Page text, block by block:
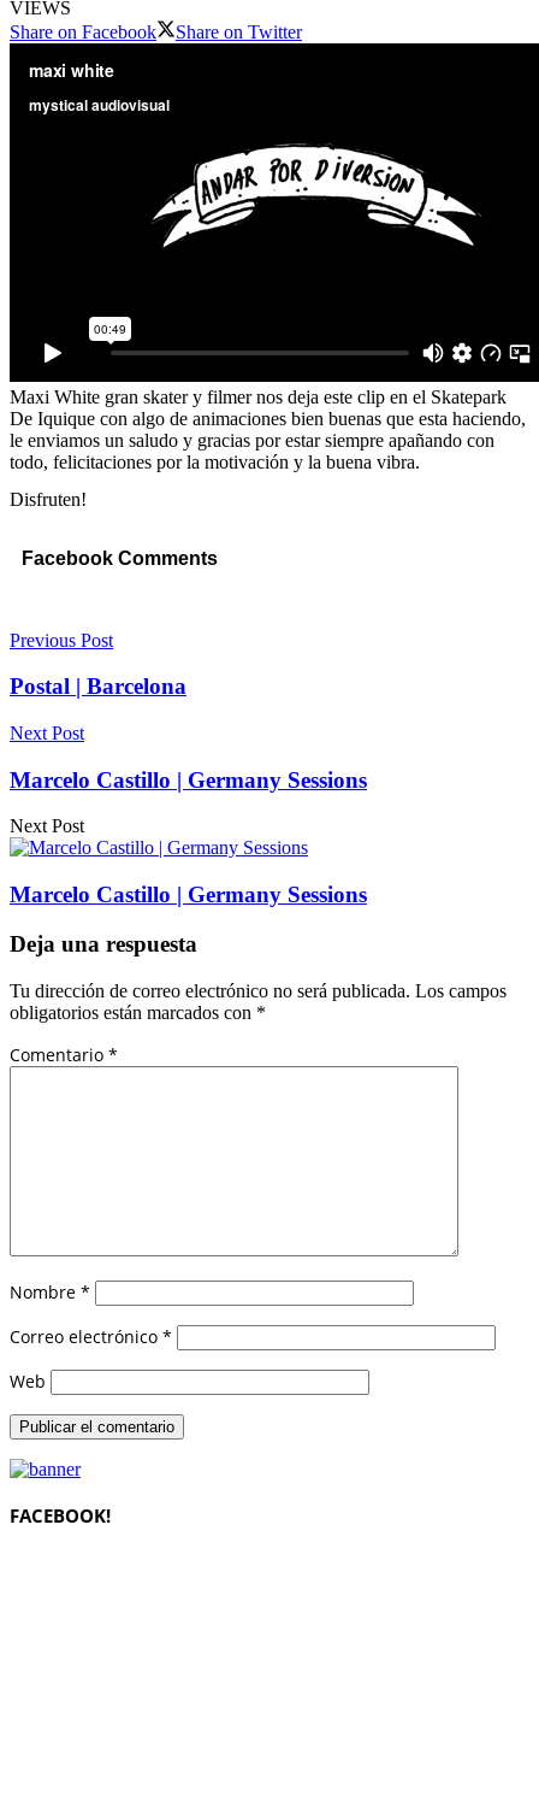
VIEWS
Share on Facebook
Share on Twitter
Maxi White gran skater y filmer nos deja este clip en el Skatepark
De Iquique con algo de animaciones bien buenas que esta haciendo,
le enviamos un saludo y gracias por estar siempre apañando con
todo, felicitaciones por la motivación y la buena vibra.
Disfruten!
Facebook Comments
Previous Post
Postal | Barcelona
Next Post
Marcelo Castillo | Germany Sessions
Next Post
Marcelo Castillo | Germany Sessions
Deja una respuesta
Tu dirección de correo electrónico no será publicada. Los campos
obligatorios están marcados con *
Comentario *
Nombre *
Correo electrónico *
Web
FACEBOOK!